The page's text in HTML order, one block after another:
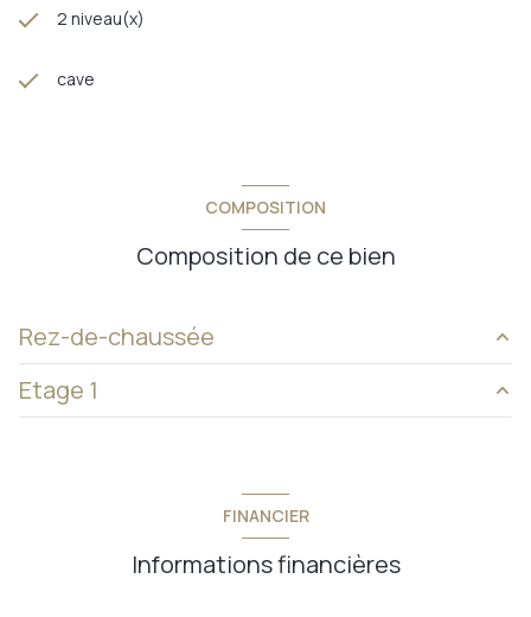
2 niveau(x)
cave
COMPOSITION
Composition de ce bien
Rez-de-chaussée
salon/sejour
Etage 1
FINANCIER
Informations financières